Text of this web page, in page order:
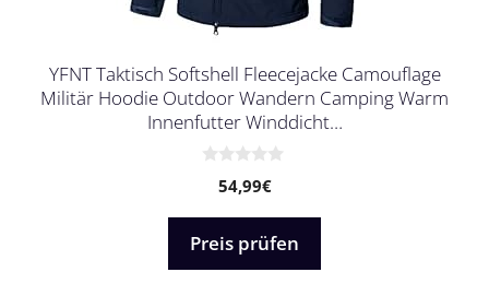
YFNT Taktisch Softshell Fleecejacke Camouflage
Militär Hoodie Outdoor Wandern Camping Warm
Innenfutter Winddicht…
n
5
54,99€
Preis prüfen